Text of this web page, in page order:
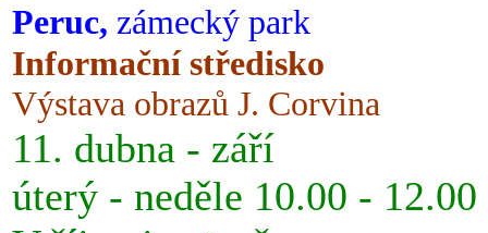
Peruc, zámecký park
Informační středisko
Výstava obrazů J. Corvina
11. dubna - září
úterý - neděle 10.00 -